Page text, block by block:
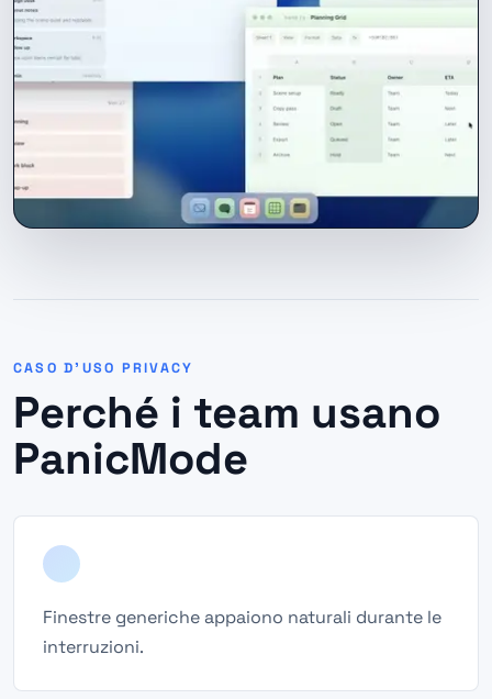
CASO D'USO PRIVACY
Perché i team usano
PanicMode
Finestre generiche appaiono naturali durante le
interruzioni.